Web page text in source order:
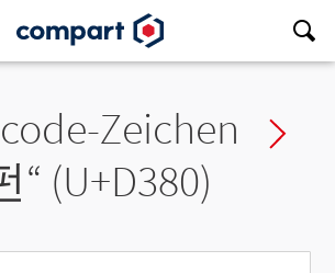
char
Zeichen
“ (U+D380)